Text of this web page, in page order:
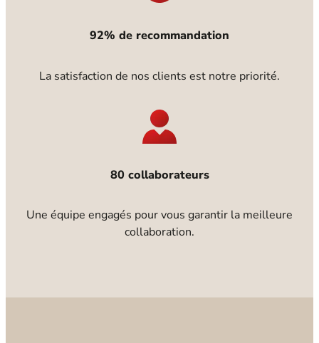
92% de recommandation
La satisfaction de nos clients est notre priorité.
80 collaborateurs
Une équipe engagés pour vous garantir la meilleure
collaboration.